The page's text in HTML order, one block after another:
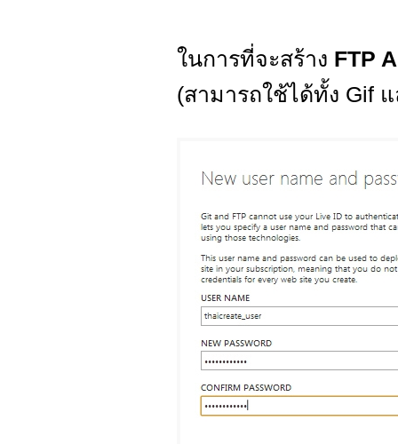
ในการที่จะสร้าง FTP
(สามารถใช้ได้ทั้ง Gif